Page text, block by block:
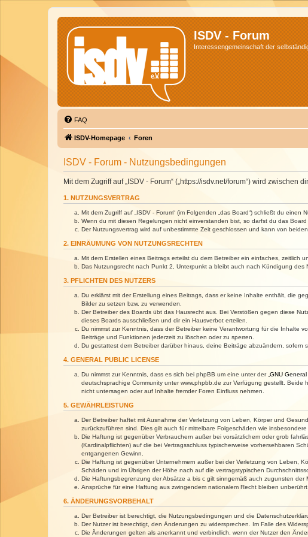
ISDV - Forum
Interessengemeinschaft der
FAQ
ISDV-Homepage Foren
ISDV - Forum - Nutzungsbedingungen
Mit dem Zugriff auf „ISDV - Forum“ („https://isdv.net/forum“) wird
1. NUTZUNGSVERTRAG
Mit dem Zugriff auf „ISDV - Forum“ (im Folgenden „das Board“) schließt du
Wenn du mit diesen Regelungen nicht einverstanden bist, so darfst du das
Der Nutzungsvertrag wird auf unbestimmte Zeit geschlossen und kann von
2. EINRÄUMUNG VON NUTZUNGSRECHTEN
Mit dem Erstellen eines Beitrags erteilst du dem Betreiber ein einfaches, zeitlich
Das Nutzungsrecht nach Punkt 2, Unterpunkt a bleibt auch nach Kündigung des
3. PFLICHTEN DES NUTZERS
Du erklärst mit der Erstellung eines Beitrags, dass er keine Inhalte enthält, die
Bilder zu setzen bzw. zu verwenden.
Der Betreiber des Boards übt das Hausrecht aus. Bei Verstößen gegen diese
dieses Boards ausschließen und dir ein Hausverbot erteilen.
Du nimmst zur Kenntnis, dass der Betreiber keine Verantwortung für die Inhalte
Beiträge und Funktionen jederzeit zu löschen oder zu sperren.
Du gestattest dem Betreiber darüber hinaus, deine Beiträge abzuändern,
4. GENERAL PUBLIC LICENSE
Du nimmst zur Kenntnis, dass es sich bei phpBB um eine unter der „ GNU
deutschsprachige Community unter www.phpbb.de zur Verfügung gestellt.
nicht untersagen oder auf Inhalte fremder Foren Einfluss nehmen.
5. GEWÄHRLEISTUNG
Der Betreiber haftet mit Ausnahme der Verletzung von Leben, Körper und
zurückzuführen sind. Dies gilt auch für mittelbare Folgeschäden wie
Die Haftung ist gegenüber Verbrauchern außer bei vorsätzlichem oder grob
(Kardinalpflichten) auf die bei Vertragsschluss typischerweise vorhersehbaren
entgangenen Gewinn.
Die Haftung ist gegenüber Unternehmern außer bei der Verletzung von Leben,
Schäden und im Übrigen der Höhe nach auf die vertragstypischen
Die Haftungsbegrenzung der Absätze a bis c gilt sinngemäß auch zugunsten der
Ansprüche für eine Haftung aus zwingendem nationalem Recht bleiben unberührt.
6. ÄNDERUNGSVORBEHALT
Der Betreiber ist berechtigt, die Nutzungsbedingungen und die
Der Nutzer ist berechtigt, den Änderungen zu widersprechen. Im Falle des
Die Änderungen gelten als anerkannt und verbindlich, wenn der Nutzer den